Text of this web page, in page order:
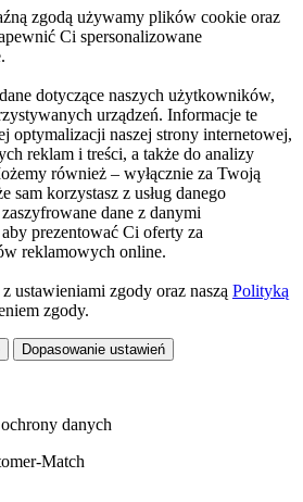
zgodą używamy plików cookie oraz
Ci spersonalizowane
dotyczące naszych użytkowników,
urządzeń. Informacje te
optymalizacji naszej strony internetowej,
reklam i treści, a także do analizy
również – wyłącznie za Twoją
sam korzystasz z usług danego
dane z danymi
prezentować Ci oferty za
reklamowych online.
ustawieniami zgody oraz naszą Polityką
zgody.
Dopasowanie ustawień
danych
Match